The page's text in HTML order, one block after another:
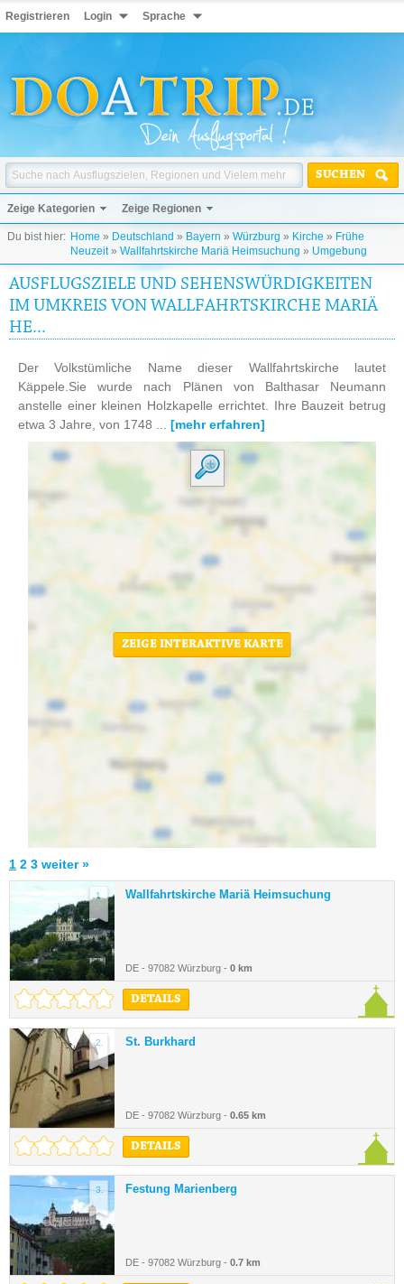
Registrieren Login Sprache
SUCHEN
Zeige Kategorien Zeige Regionen
Du bist hier: Home » Deutschland » Bayern » Würzburg » Kirche » Frühe
Neuzeit» Wallfahrtskirche Mariä Heimsuchung » Umgebung
AUSFLUGSZIELE UND SEHENSWÜRDIGKEITEN
IM UMKREIS VON WALLFAHRTSKIRCHE MARIÄ
HE...
Der Volkstümliche Name dieser Wallfahrtskirche lautet
Käppele.Sie wurde nach Plänen von Balthasar Neumann
anstelle einer kleinen Holzkapelle errichtet. Ihre Bauzeit betrug
etwa 3 Jahre, von 1748 ... [mehr erfahren]
ZEIGE INTERAKTIVE KARTE
1 2 3 weiter »
1. Wallfahrtskirche Mariä Heimsuchung
DE - 97082 Würzburg - 0 km
DETAILS
2. St. Burkhard
DE - 97082 Würzburg - 0.65 km
DETAILS
3. Festung Marienberg
DE - 97082 Würzburg - 0.7 km